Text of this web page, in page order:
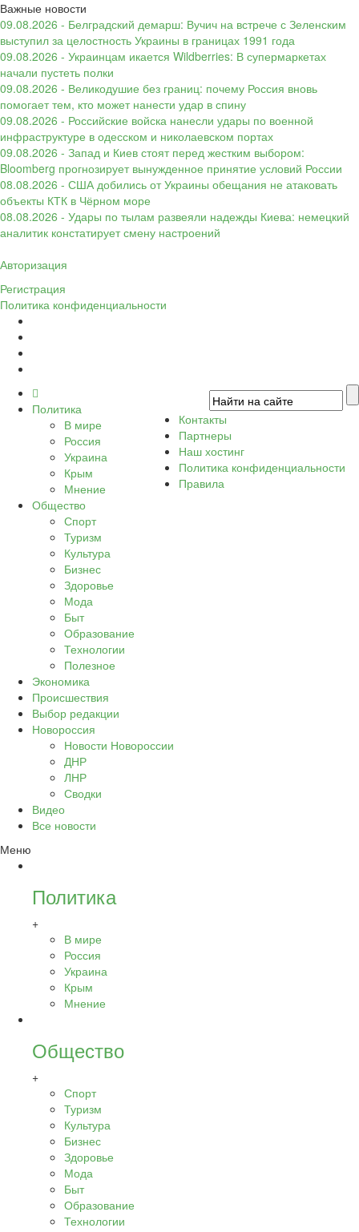
Важные новости
09.08.2026 - Белградский демарш: Вучич на встрече с Зеленским
выступил за целостность Украины в границах 1991 года
09.08.2026 - Украинцам икается Wildberries: В супермаркетах
начали пустеть полки
09.08.2026 - Великодушие без границ: почему Россия вновь
помогает тем, кто может нанести удар в спину
09.08.2026 - Российские войска нанесли удары по военной
инфраструктуре в одесском и николаевском портах
09.08.2026 - Запад и Киев стоят перед жестким выбором:
Bloomberg прогнозирует вынужденное принятие условий России
08.08.2026 - США добились от Украины обещания не атаковать
объекты КТК в Чёрном море
08.08.2026 - Удары по тылам развеяли надежды Киева: немецкий
аналитик констатирует смену настроений
Авторизация
Регистрация
Политика конфиденциальности
Политика
В мире
Россия
Украина
Крым
Мнение
Общество
Спорт
Туризм
Культура
Бизнес
Здоровье
Мода
Быт
Образование
Технологии
Полезное
Экономика
Происшествия
Выбор редакции
Новороссия
Новости Новороссии
ДНР
ЛНР
Сводки
Видео
Все новости
Меню
Политика
+
В мире
Россия
Украина
Крым
Мнение
Общество
+
Спорт
Туризм
Культура
Бизнес
Здоровье
Мода
Быт
Образование
Технологии
Контакты
Партнеры
Наш хостинг
Политика конфиденциальности
Правила